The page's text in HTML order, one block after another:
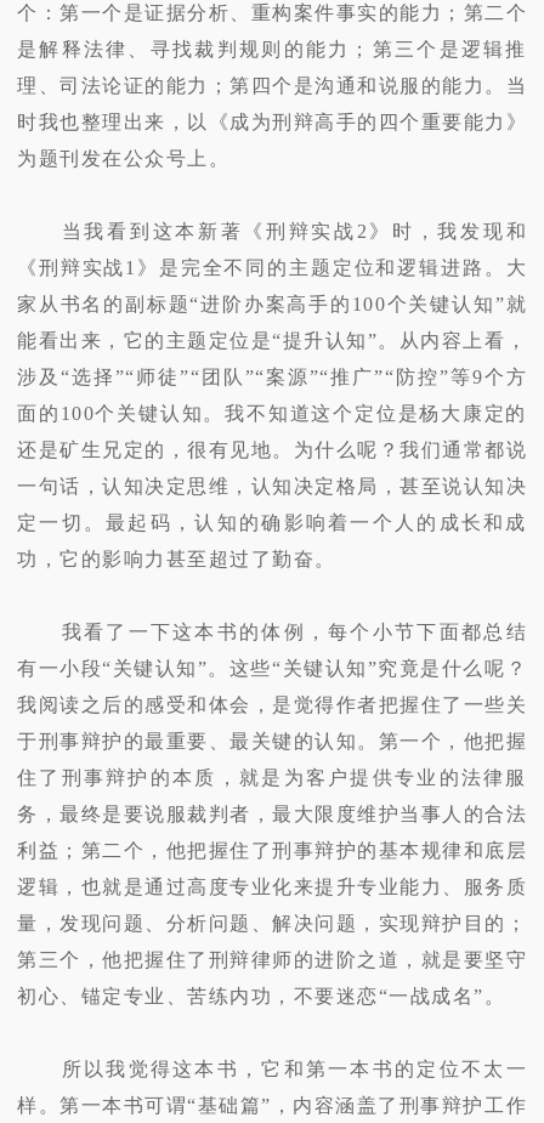
个：第一个是证据分析、重构案件事实的能力；第二个
是解释法律、寻找裁判规则的能力；第三个是逻辑推
理、司法论证的能力；第四个是沟通和说服的能力。当
时我也整理出来，以《成为刑辩高手的四个重要能力》
为题刊发在公众号上。
当我看到这本新著《刑辩实战2》时，我发现和
《刑辩实战1》是完全不同的主题定位和逻辑进路。大
家从书名的副标题“进阶办案高手的100个关键认知”就
能看出来，它的主题定位是“提升认知”。从内容上看，
涉及“选择”“师徒”“团队”“案源”“推广”“防控”等9个方
面的100个关键认知。我不知道这个定位是杨大康定的
还是矿生兄定的，很有见地。为什么呢？我们通常都说
一句话，认知决定思维，认知决定格局，甚至说认知决
定一切。最起码，认知的确影响着一个人的成长和成
功，它的影响力甚至超过了勤奋。
我看了一下这本书的体例，每个小节下面都总结
有一小段“关键认知”。这些“关键认知”究竟是什么呢？
我阅读之后的感受和体会，是觉得作者把握住了一些关
于刑事辩护的最重要、最关键的认知。第一个，他把握
住了刑事辩护的本质，就是为客户提供专业的法律服
务，最终是要说服裁判者，最大限度维护当事人的合法
利益；第二个，他把握住了刑事辩护的基本规律和底层
逻辑，也就是通过高度专业化来提升专业能力、服务质
量，发现问题、分析问题、解决问题，实现辩护目的；
第三个，他把握住了刑辩律师的进阶之道，就是要坚守
初心、锚定专业、苦练内功，不要迷恋“一战成名”。
所以我觉得这本书，它和第一本书的定位不太一
样。第一本书可谓“基础篇”，内容涵盖了刑事辩护工作